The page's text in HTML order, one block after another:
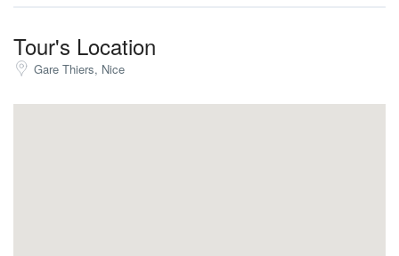
Tour's Location
Gare Thiers, Nice